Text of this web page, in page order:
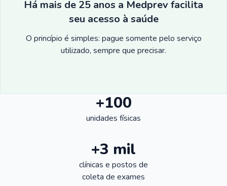
Há mais de 25 anos a Medprev facilita
seu acesso à saúde
O princípio é simples: pague somente pelo serviço
utilizado, sempre que precisar.
+100
unidades físicas
+3 mil
clínicas e postos de
coleta de exames